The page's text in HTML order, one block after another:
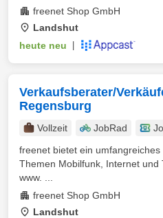
freenet Shop GmbH
Landshut
heute neu
Verkaufsberater/
Regensburg
Vollzeit JobRad
freenet bietet ein
Themen Mobilfunk, Internet und
www. ...
freenet Shop GmbH
Landshut